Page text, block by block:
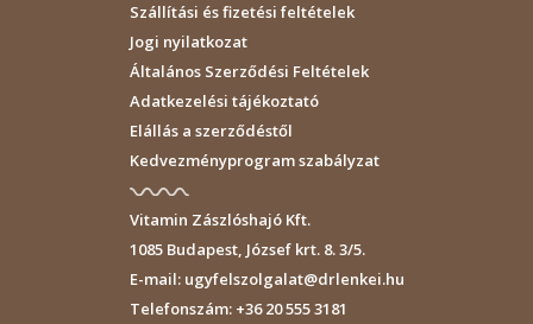
Szállítási és fizetési feltételek
Jogi nyilatkozat
Általános Szerződési Feltételek
Adatkezelési tájékoztató
Elállás a szerződéstől
Kedvezményprogram szabályzat
Vitamin Zászlóshajó Kft.
1085Budapest, József krt. 8. 3/5.
E-mail:ugyfelszolgalat@drlenkei.hu
Telefonszám:+36 20 555 3181